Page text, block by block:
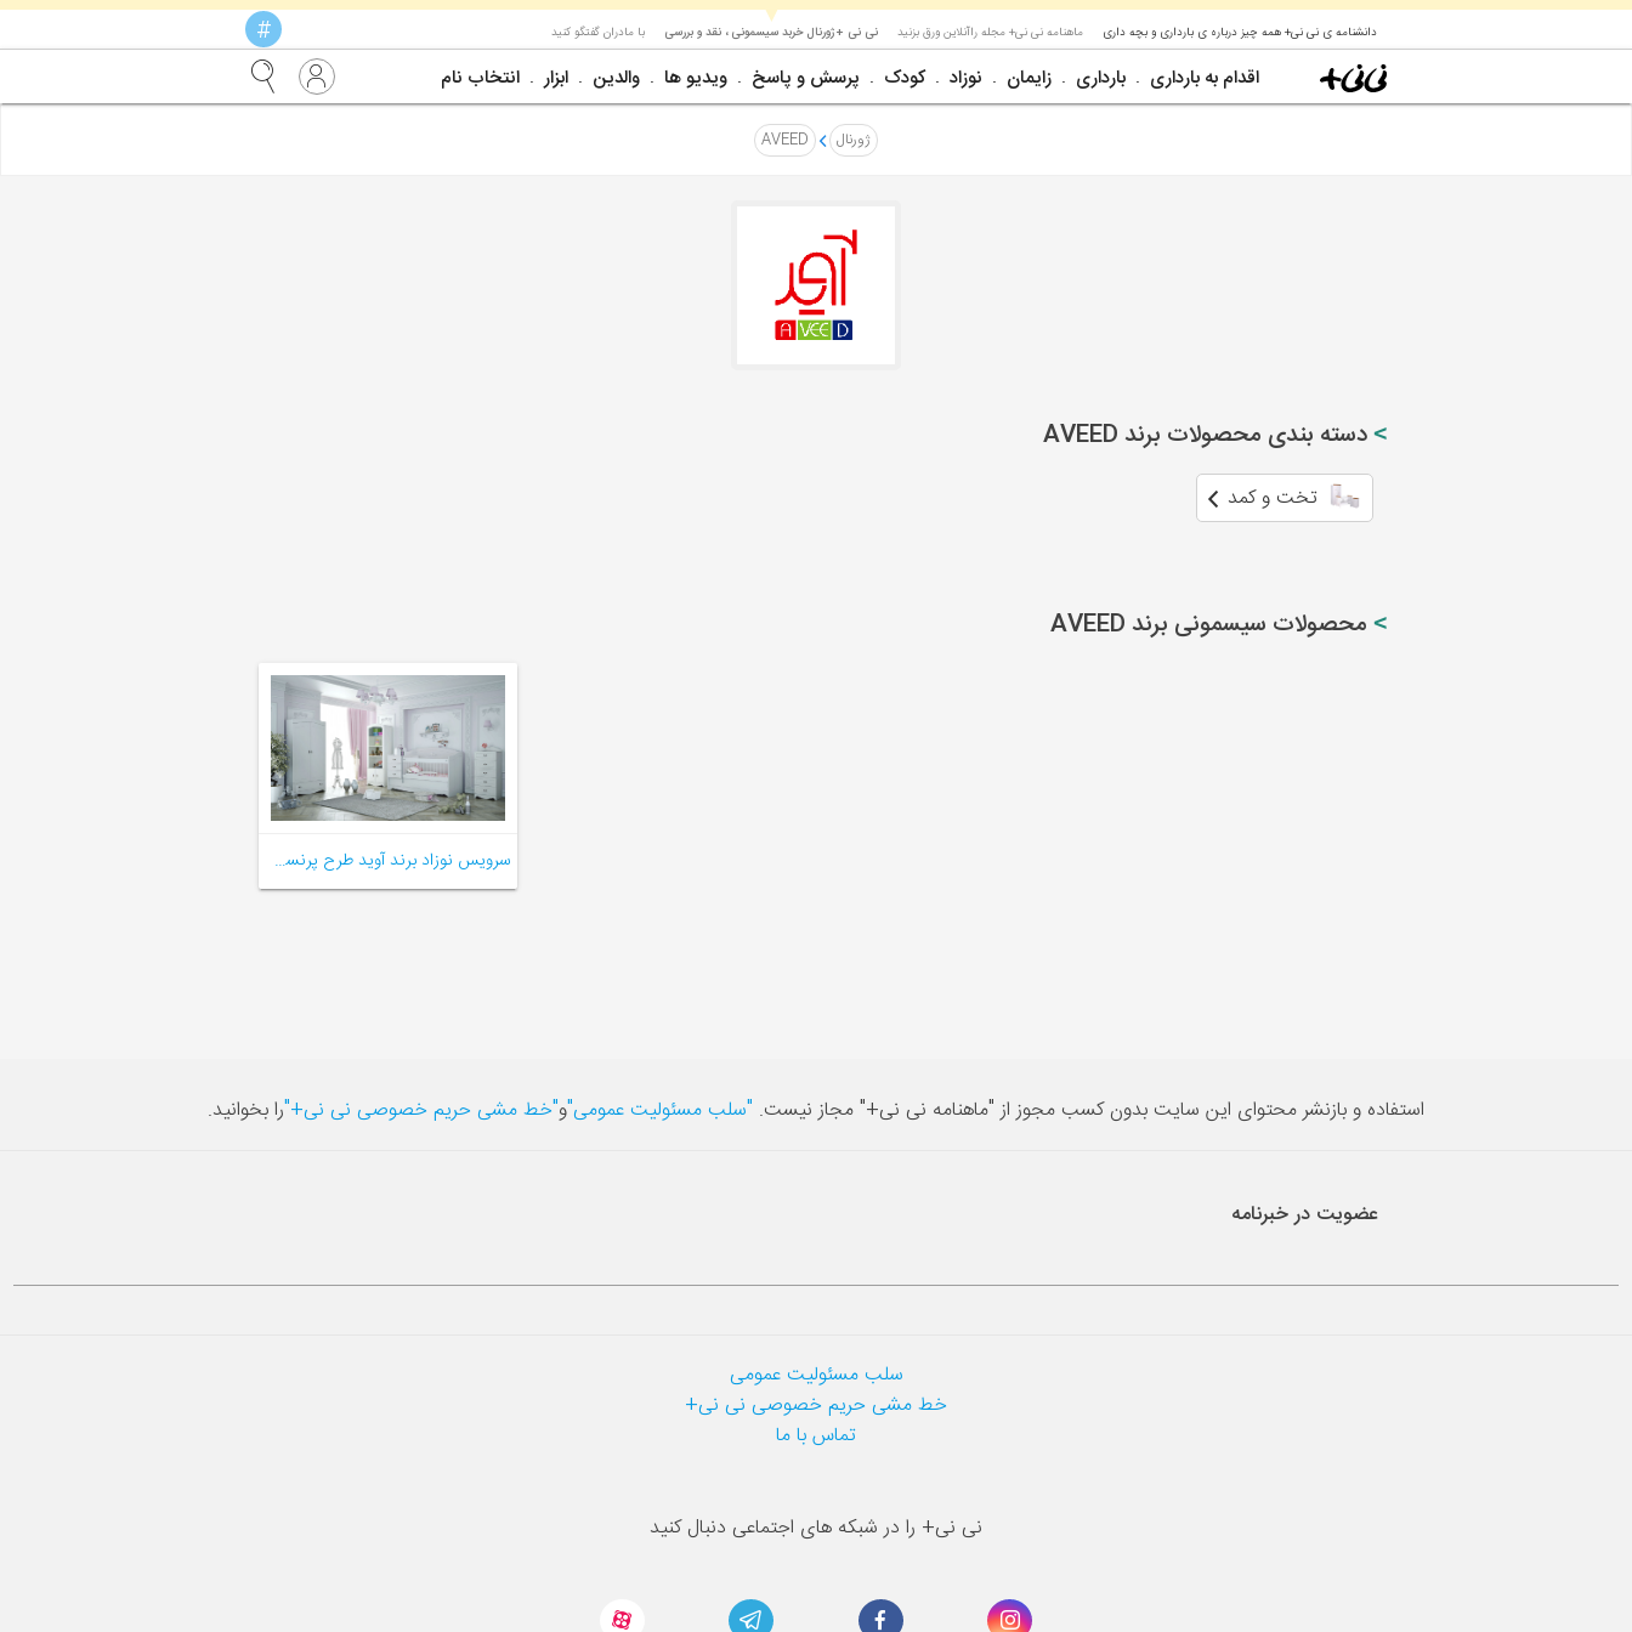
دانشنامه ی نی نی+ همه چیز درباره ی بارداری و بچه داری ماهنامه نی نی+ مجله راآنلاین ورق بزنید نی نی +ژورنال خربد سیسمونی ، نقد و بررسی
▼ با مادران گفتگو کنید #
اقدام به بارداری بارداری زایمان نوزاد کودک پرسش و پاسخ ویدیو ها والدین ابزار انتخاب نام
ژورنال AVEED
دسته بندی محصولات برند AVEED
تخت و کمد
محصولات سیسمونی برند AVEED
سرویس نوزاد برند آوید طرح پرنسس
استفاده و بازنشر محتوای این سایت بدون کسب مجوز از "ماهنامه نی نی+" مجاز نیست. "سلب مسئولیت عمومی"و"خط مشی حریم خصوصی نی نی+"را بخوانید.
عضویت در خبرنامه
سلب مسئولیت عمومی
خط مشی حریم خصوصی نی نی+
تماس با ما
نی نی+ را در شبکه های اجتماعی دنبال کنید